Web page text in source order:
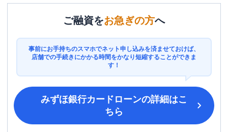
ご融資をお急ぎの方へ
事前にお手持ちのスマホでネット申し込みを済ませておけば、
店舗での手続きにかかる時間をかなり短縮することができま
す！
みずほ銀行カードローンの詳細はこ
ちら